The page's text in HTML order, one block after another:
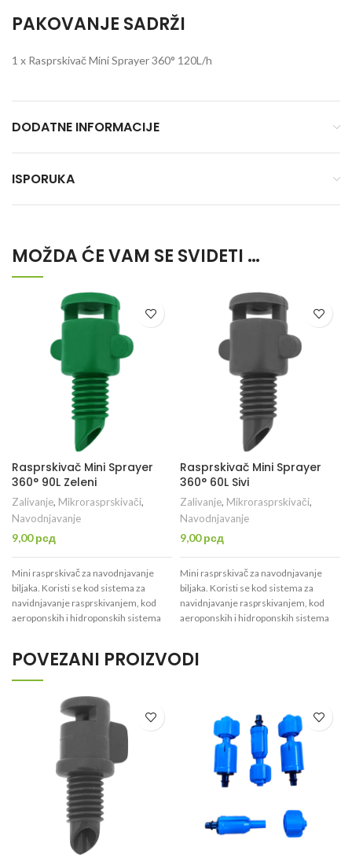
PAKOVANJE SADRŽI
1 x Rasprskivač Mini Sprayer 360° 120L/h
DODATNE INFORMACIJE
ISPORUKA
MOŽDA ĆE VAM SE SVIDETI …
Rasprskivač Mini Sprayer
360° 90L Zeleni
Zalivanje, Mikrorasprskivači,
Navodnjavanje
9,00рсд
Mini rasprskivač za navodnjavanje
biljaka. Koristi se kod sistema za
navidnjavanje rasprskivanjem, kod
aeroponskih i hidroponskih sistema
količine protoka.
Rasprskivač Mini Sprayer
360° 60L Sivi
Zalivanje, Mikrorasprskivači,
Navodnjavanje
9,00рсд
Mini rasprskivač za navodnjavanje
biljaka. Koristi se kod sistema za
navidnjavanje rasprskivanjem, kod
aeroponskih i hidroponskih sistema
količine protoka.
POVEZANI PROIZVODI